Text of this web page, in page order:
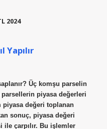
2024
Yapılır
Üç komşu parselin
piyasa değerleri
piyasa değeri toplanan
sonuç, piyasa değeri
ile çarpılır. Bu işlemler